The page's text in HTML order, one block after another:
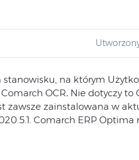
na którym
OCR. Nie dotyczy to
zawsze zainstalowana w
Comarch ERP Optima